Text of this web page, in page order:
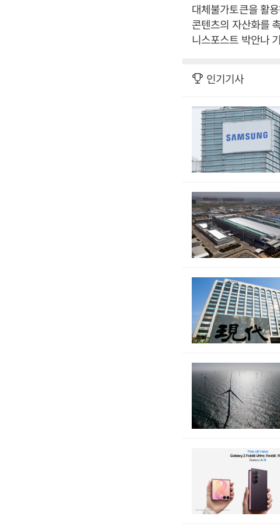
대체불가토큰을 활
콘텐츠의 자산화를
니스포스트 박안나
인기기사